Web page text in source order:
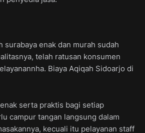
surabaya enak dan murah sudah
telah ratusan konsumen
Biaya Aqiqah Sidoarjo di
serta praktis bagi setiap
campur tangan langsung dalam
kecuali itu pelayanan staff